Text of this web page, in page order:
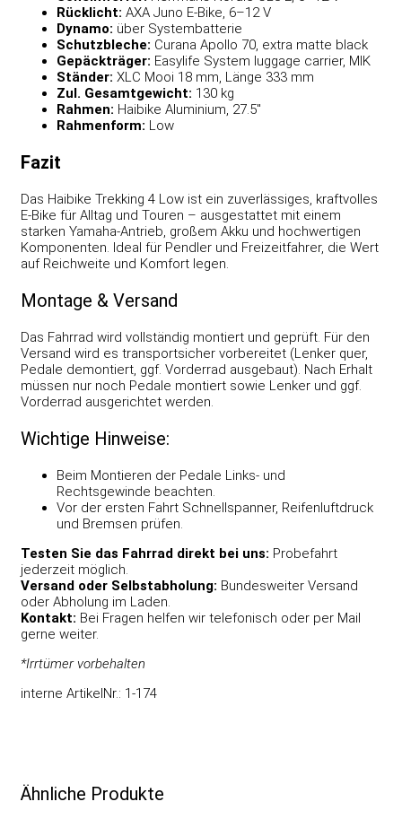
Rücklicht: AXA Juno E-Bike, 6–12 V
Dynamo: über Systembatterie
Schutzbleche: Curana Apollo 70, extra matte black
Gepäckträger: Easylife System luggage carrier, MIK
Ständer: XLC Mooi 18 mm, Länge 333 mm
Zul. Gesamtgewicht: 130 kg
Rahmen: Haibike Aluminium, 27.5″
Rahmenform: Low
Fazit
Das Haibike Trekking 4 Low ist ein zuverlässiges, kraftvolles
E-Bike für Alltag und Touren – ausgestattet mit einem
starken Yamaha-Antrieb, großem Akku und hochwertigen
Komponenten. Ideal für Pendler und Freizeitfahrer, die Wert
auf Reichweite und Komfort legen.
Montage & Versand
Das Fahrrad wird vollständig montiert und geprüft. Für den
Versand wird es transportsicher vorbereitet (Lenker quer,
Pedale demontiert, ggf. Vorderrad ausgebaut). Nach Erhalt
müssen nur noch Pedale montiert sowie Lenker und ggf.
Vorderrad ausgerichtet werden.
Wichtige Hinweise:
Beim Montieren der Pedale Links- und
Rechtsgewinde beachten.
Vor der ersten Fahrt Schnellspanner, Reifenluftdruck
und Bremsen prüfen.
Testen Sie das Fahrrad direkt bei uns: Probefahrt
jederzeit möglich.
Versand oder Selbstabholung: Bundesweiter Versand
oder Abholung im Laden.
Kontakt: Bei Fragen helfen wir telefonisch oder per Mail
gerne weiter.
*Irrtümer vorbehalten
interne ArtikelNr.: 1-174
Ähnliche Produkte